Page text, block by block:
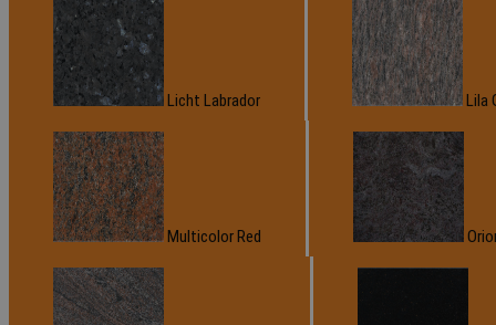
Licht Labrador Lila
Multicolor Red